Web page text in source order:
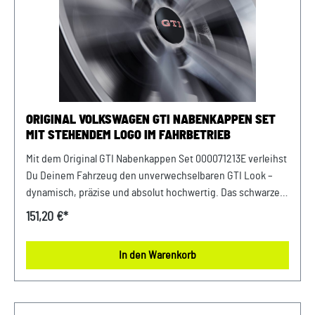
ORIGINAL VOLKSWAGEN GTI NABENKAPPEN SET
MIT STEHENDEM LOGO IM FAHRBETRIEB
Mit dem Original GTI Nabenkappen Set 000071213E verleihst
Du Deinem Fahrzeug den unverwechselbaren GTI Look –
dynamisch, präzise und absolut hochwertig. Das schwarze
Hochglanz-Finish in Kombination mit dem markanten roten
Auge fällt. Das besondere Highlight: Das Logo bleibt selbst
bei drehenden Rädern stets gerade stehen und
151,20 €*
In den Warenkorb